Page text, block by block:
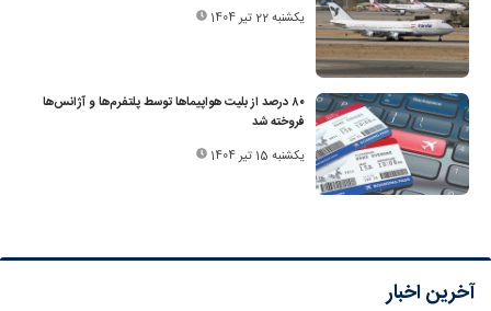
یکشنبه 22 تیر 1404
۸۰ درصد از بلیت هواپیما‌ها توسط پلتفرم‌ها و آژانس‌ها
فروخته شد
یکشنبه 15 تیر 1404
آخرین اخبار